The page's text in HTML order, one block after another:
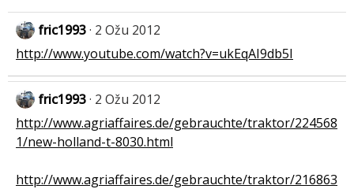
fric1993 2 Ožu 2012
http://www.youtube.com/watch?v=ukEqAI9db5I
fric1993 2 Ožu 2012
http://www.agriaffaires.de/gebrauchte/traktor/224568
1/new-holland-t-8030.html
http://www.agriaffaires.de/gebrauchte/traktor/216863